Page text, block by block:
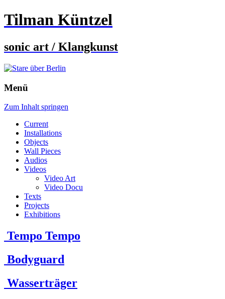
Tilman Küntzel
sonic art / Klangkunst
Menü
Zum Inhalt springen
Current
Installations
Objects
Wall Pieces
Audios
Videos
Video Art
Video Docu
Texts
Projects
Exhibitions
Tempo Tempo
Bodyguard
Wasserträger